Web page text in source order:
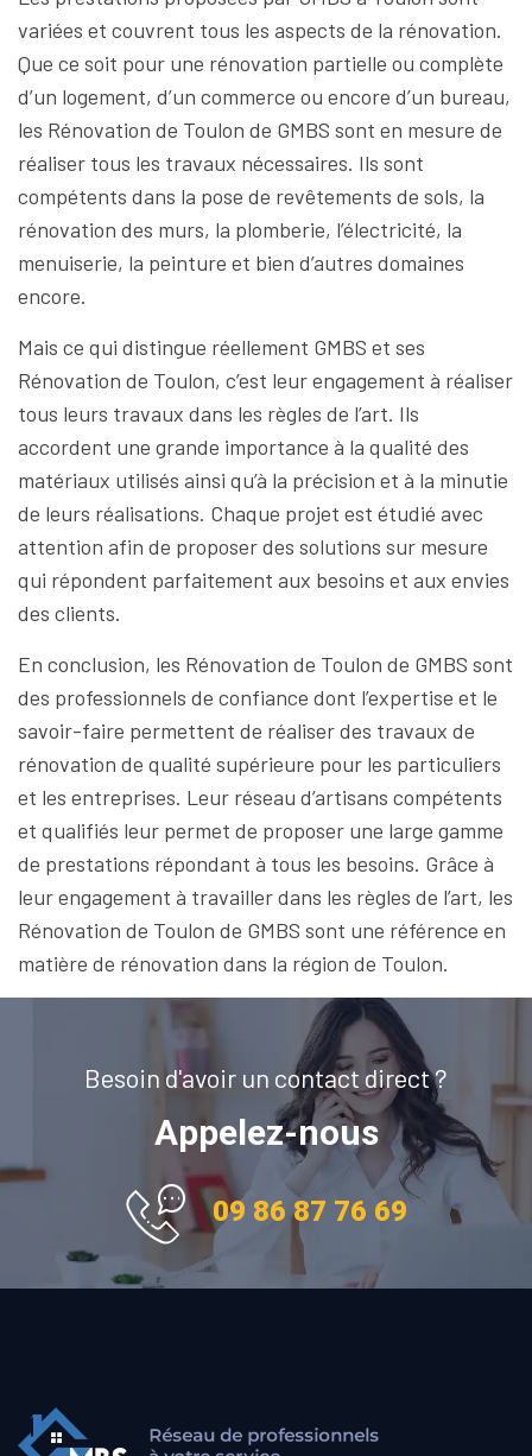
variées et couvrent tous les aspects de la rénovation.
Que ce soit pour une rénovation partielle ou complète
d’un logement, d’un commerce ou encore d’un bureau,
les Rénovation de Toulon de GMBS sont en mesure de
réaliser tous les travaux nécessaires. Ils sont
compétents dans la pose de revêtements de sols, la
rénovation des murs, la plomberie, l’électricité, la
menuiserie, la peinture et bien d’autres domaines
encore.
Mais ce qui distingue réellement GMBS et ses
Rénovation de Toulon, c’est leur engagement à réaliser
tous leurs travaux dans les règles de l’art. Ils
accordent une grande importance à la qualité des
matériaux utilisés ainsi qu’à la précision et à la minutie
de leurs réalisations. Chaque projet est étudié avec
attention afin de proposer des solutions sur mesure
qui répondent parfaitement aux besoins et aux envies
des clients.
En conclusion, les Rénovation de Toulon de GMBS sont
des professionnels de confiance dont l’expertise et le
savoir-faire permettent de réaliser des travaux de
rénovation de qualité supérieure pour les particuliers
et les entreprises. Leur réseau d’artisans compétents
et qualifiés leur permet de proposer une large gamme
de prestations répondant à tous les besoins. Grâce à
leur engagement à travailler dans les règles de l’art, les
Rénovation de Toulon de GMBS sont une référence en
matière de rénovation dans la région de Toulon.
Besoin d'avoir un contact direct ?
Appelez-nous
09 86 87 76 69